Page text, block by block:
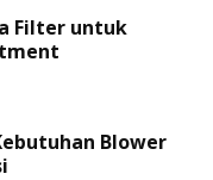
Filter untuk
Blower